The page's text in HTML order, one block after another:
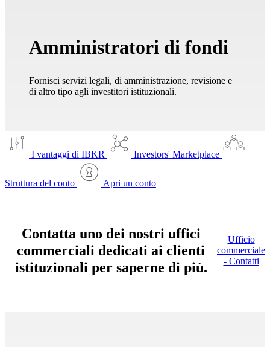
Amministratori di fondi
Fornisci servizi legali, di amministrazione, revisione e
di altro tipo agli investitori istituzionali.
I vantaggi di IBKR Investors' Marketplace
Struttura del conto Apri un conto
Contatta uno dei nostri uffici
commerciali dedicati ai clienti
istituzionali per saperne di più.
Ufficio
commerciale
- Contatti